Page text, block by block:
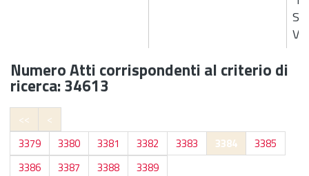
Numero Atti corrispondenti al criterio di
ricerca: 34613
<<
<
3379
3380 3381 3382 3383 3384
3385
3386
3387 3388
3389